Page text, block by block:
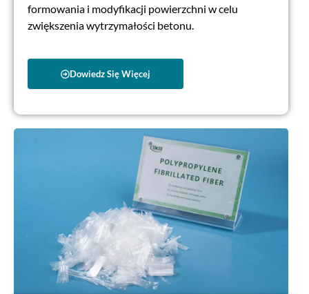
formowania i modyfikacji powierzchni w celu
zwiększenia wytrzymałości betonu.
Dowiedz Się Więcej